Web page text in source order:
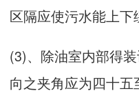
区隔应使污水能上下
(3)、除油室内部得
向之夹角应为四十五